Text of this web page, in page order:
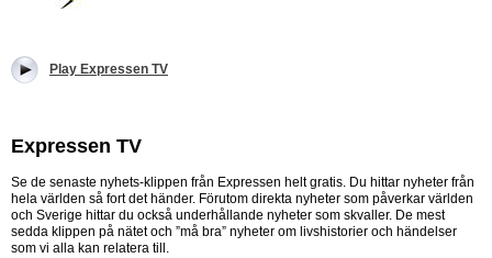
Play Expressen TV
Expressen TV
Se de senaste nyhets-klippen från Expressen helt gratis. Du hittar nyheter från
hela världen så fort det händer. Förutom direkta nyheter som påverkar världen
och Sverige hittar du också underhållande nyheter som skvaller. De mest
sedda klippen på nätet och ”må bra” nyheter om livshistorier och händelser
som vi alla kan relatera till.